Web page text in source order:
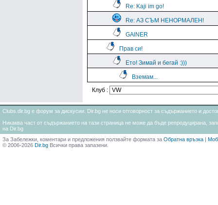
Re: Kaji im go!
Re: АЗ СЪМ НЕНОРМАЛЕН!
GAlNER
Прав си!
Ето! Зимай и бегай :)))
Вземам...
Клуб :
Clubs.dir.bg е форум за дискусии. Dir.bg не носи отговорност за съдържанието и
Никаква част от съдържанието на тази страница не може да бъде репродуцирана,
на Dir.bg
За Забележки, коментари и предложения ползвайте формата за Обратна връзка |
© 2006-2026 Dir.bg Всички права запазени.